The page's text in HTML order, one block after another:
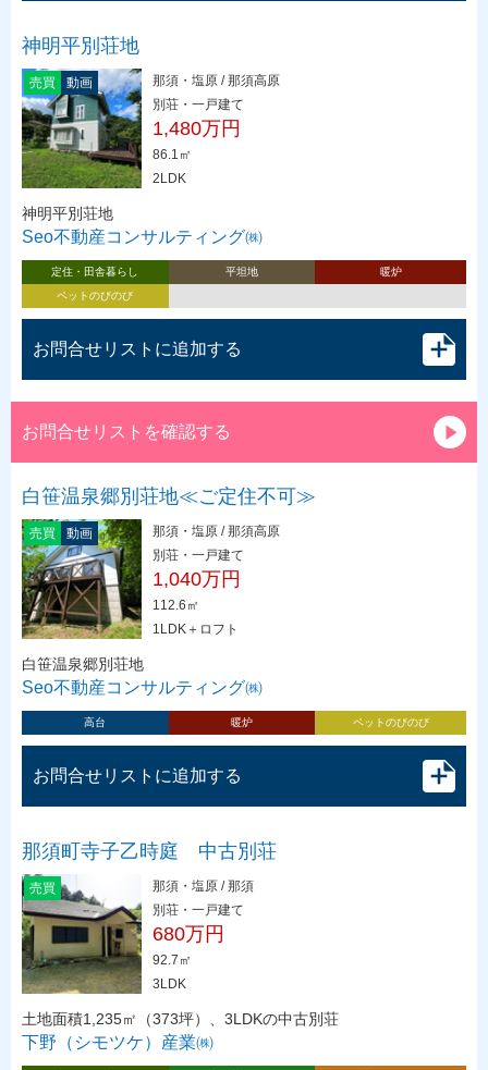
神明平別荘地
売買 動画
那須・塩原 / 那須高原
別荘・一戸建て
1,480万円
86.1㎡
2LDK
神明平別荘地
Seo不動産コンサルティング㈱
定住・田舎暮らし 平坦地
暖炉
ペットのびのび
お問合せリストに追加する
お問合せリストを確認する
白笹温泉郷別荘地≪ご定住不可≫
売買 動画
那須・塩原 / 那須高原
別荘・一戸建て
1,040万円
112.6㎡
1LDK＋ロフト
白笹温泉郷別荘地
Seo不動産コンサルティング㈱
高台 暖炉 ペットのびのび
お問合せリストに追加する
那須町寺子乙時庭 中古別荘
売買
那須・塩原 / 那須
別荘・一戸建て
680万円
92.7㎡
3LDK
土地面積1,235㎡（373坪）、3LDKの中古別荘
下野（シモツケ）産業㈱